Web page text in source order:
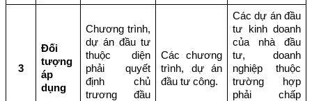
3
Đối
tượng
áp
dụng
Chương trình,
dự án đầu tư
thuộc diện
phải quyết
định chủ
trương đầu
Các chương
trình, dự án
đầu tư công.
Các dự án đầu
tư kinh doanh
của nhà đầu
tư, doanh
nghiệp thuộc
trường hợp
phải chấp